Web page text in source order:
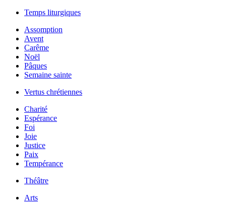
Temps liturgiques
Assomption
Avent
Carême
Noël
Pâques
Semaine sainte
Vertus chrétiennes
Charité
Espérance
Foi
Joie
Justice
Paix
Tempérance
Théâtre
Arts